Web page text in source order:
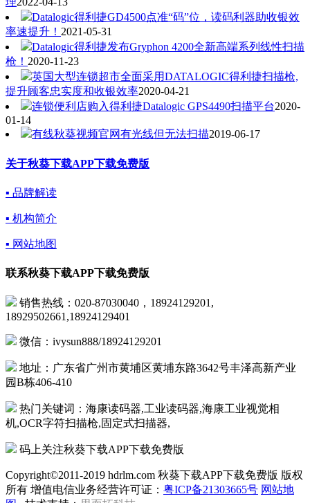
Datalogic得利捷GD4500点准“码”位，读码利器助收银效
率速提升！ 2021-05-31
Datalogic得利捷发布Gryphon 4200全新高端系列线性扫描
枪！ 2020-11-23
英国大型连锁超市全面采用DATALOGIC得利捷扫描枪,
提升顾客忠实度和收银效率2020-04-21
连锁便利店购入得利捷Datalogic GPS4490扫描平台2020-
01-14
有线秋葵视频官网有光线但无法扫描2019-06-17
关于秋葵下载APP下载免费版
▪ 品牌解读
▪ 机构简介
▪ 网站地图
联系秋葵下载APP下载免费版
销售热线：020-87030040，18924129201,
18929502661,18924129401
微信：ivysun888/18924129201
地址：广东省广州市黄埔区黄埔东路3642号丰泽高新产业
园B栋406-410
热门关键词：海康读码器,工业读码器,海康工业视觉相
机,OCR字符扫描枪,固定式扫描器,
码上关注秋葵下载APP下载免费版
Copyright©2011-2019 hdrlm.com 秋葵下载APP下载免费版 版权
所有 增值电信业务经营许可证： 粤ICP备21303665号 网站地